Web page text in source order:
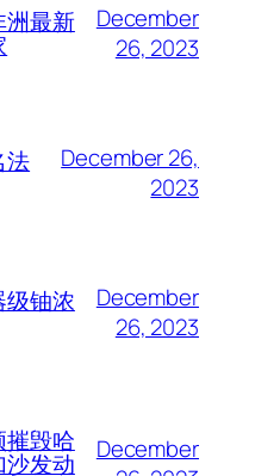
洲最新
December
26, 2023
法
December 26,
2023
铀浓
December
26, 2023
摧毁哈
发动
December